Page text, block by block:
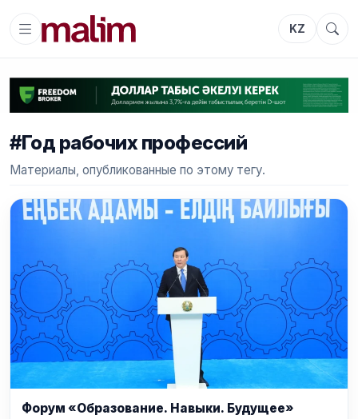
KZ
#Год рабочих профессий
Материалы, опубликованные по этому тегу.
Форум «Образование. Навыки. Будущее»